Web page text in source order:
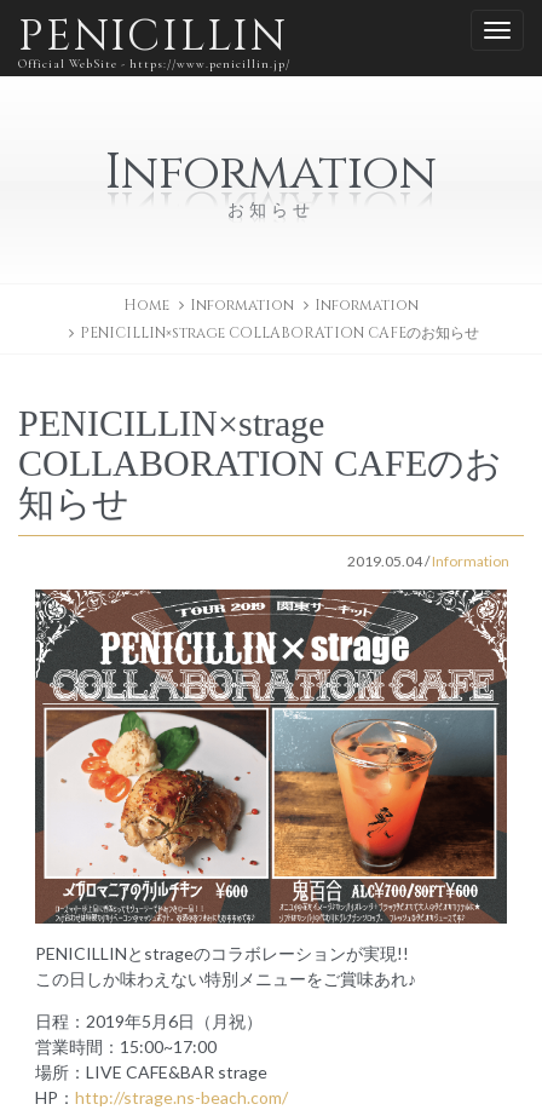
PENICILLIN
Official WebSite - https://www.penicillin.jp/
Information
お知らせ
Home Information
Information
PENICILLIN×strage COLLABORATION CAFEのお知らせ
PENICILLIN×strage
COLLABORATION CAFEのお
知らせ
2019.05.04/Information
PENICILLINとstrageのコラボレーションが実現!!
この日しか味わえない特別メニューをご賞味あれ♪
日程：2019年5月6日（月祝）
営業時間：15:00~17:00
場所：LIVE CAFE&BAR strage
HP： http://strage.ns-beach.com/